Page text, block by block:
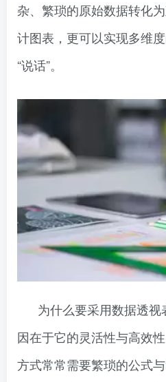
杂、繁琐的原始数据转化
计图表，更可以实现多维
“说话”。
为什么要采用数据透
因在于它的灵活性与高效
方式常常需要繁琐的公式